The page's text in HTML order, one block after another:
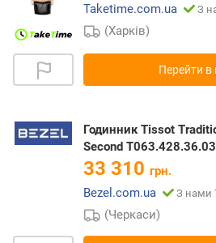
Taketime.com.ua
З
(Харків)
Перейти в
Годинник Tissot
Second
33 310 грн.
Bezel.com.ua
З нами
(Черкаси)